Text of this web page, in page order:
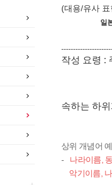
(대용/유사
일본어 주
작성 요령 :
속하는 하
상위 개념어
- 나라이름,
악기이름, 나